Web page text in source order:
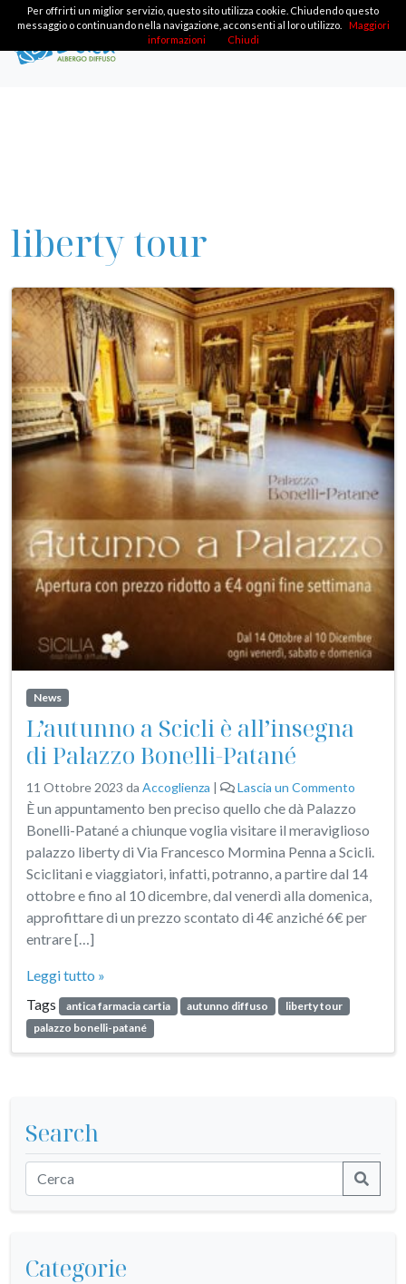
liberty tour
News
L’autunno a Scicli è all’insegna
di Palazzo Bonelli-Patané
11 Ottobre 2023 da Accoglienza | Lascia un Commento
È un appuntamento ben preciso quello che dà Palazzo
Bonelli-Patané a chiunque voglia visitare il meraviglioso
palazzo liberty di Via Francesco Mormina Penna a Scicli.
Sciclitani e viaggiatori, infatti, potranno, a partire dal 14
ottobre e fino al 10 dicembre, dal venerdì alla domenica,
approfittare di un prezzo scontato di 4€ anziché 6€ per
entrare […]
Leggi tutto »
Tags
antica farmacia cartia autunno diffuso
liberty tour
palazzo bonelli-patané
Search
Categorie
Per offrirti un miglior servizio, questo sito utilizza cookie. Chiudendo questo
messaggio o continuando nella navigazione, acconsenti al loro utilizzo.
Maggiori
informazioni
Chiudi